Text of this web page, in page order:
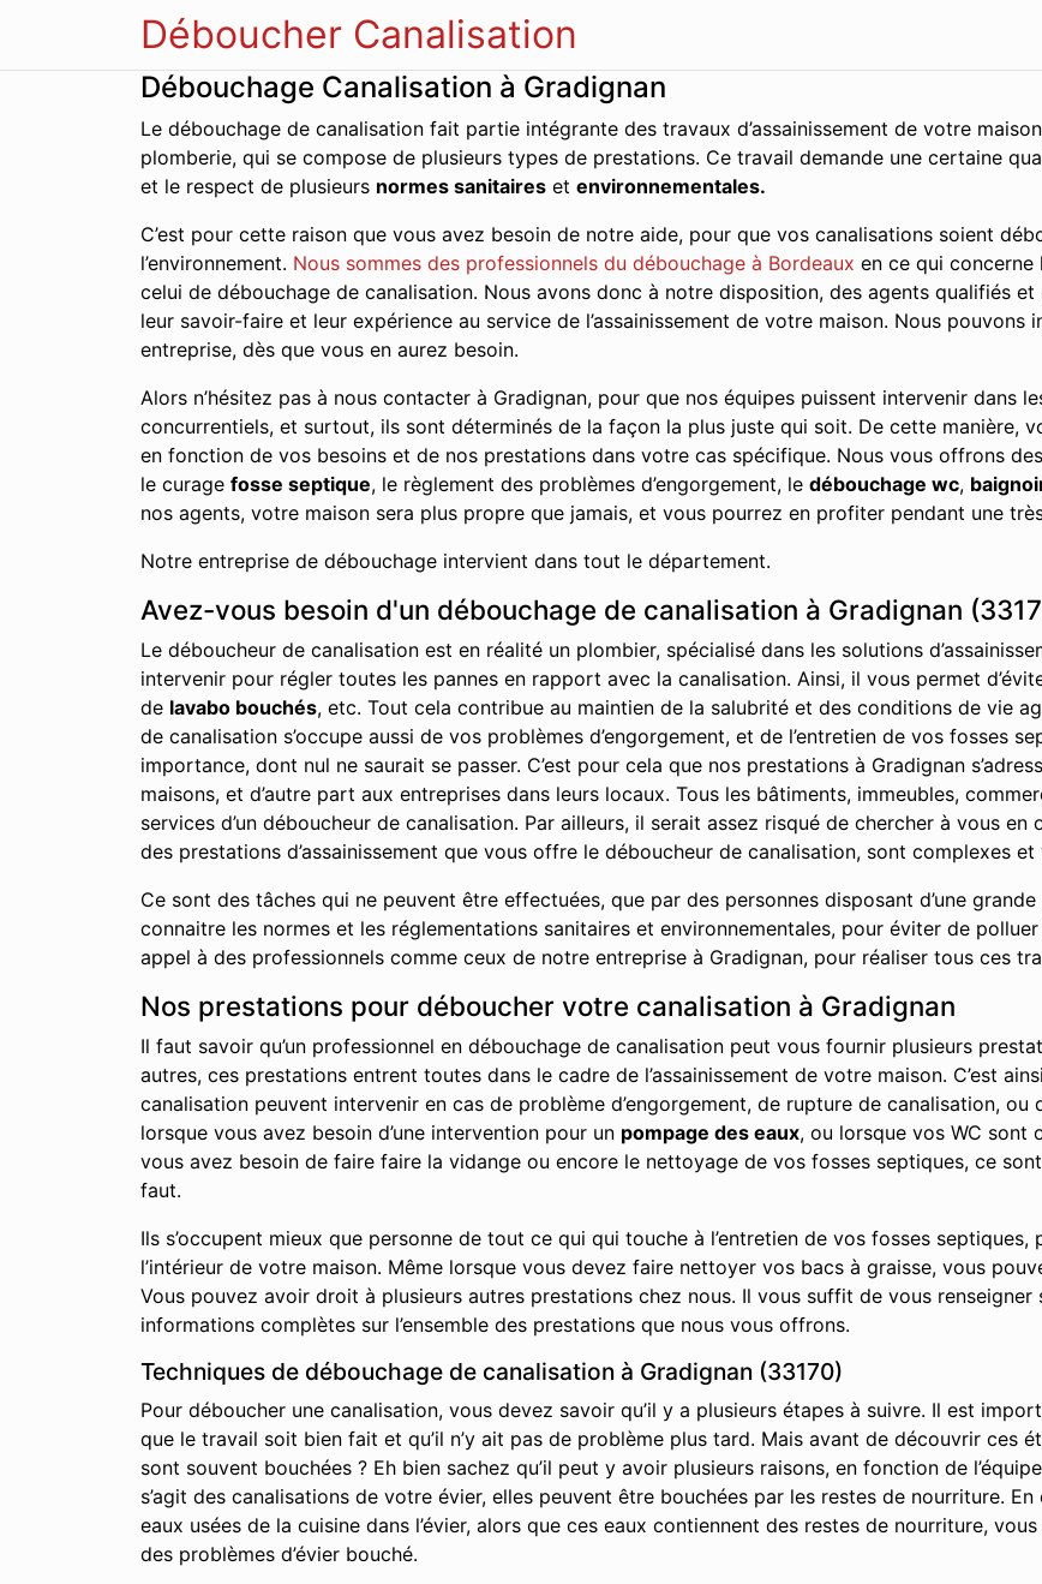
Déboucher Canalisation
Débouchage Canalisation à Gradignan
Le débouchage de canalisation fait partie intégrante des travaux d’assainissement de votre
plomberie, qui se compose de plusieurs types de prestations. Ce travail demande une certaine
et le respect de plusieurs normes sanitaires et environnementales.
C’est pour cette raison que vous avez besoin de notre aide, pour que vos canalisations soient
l’environnement. Nous sommes des professionnels du débouchage à Bordeaux en ce qui concerne
celui de débouchage de canalisation. Nous avons donc à notre disposition, des agents qualifiés
leur savoir-faire et leur expérience au service de l’assainissement de votre maison. Nous
entreprise, dès que vous en aurez besoin.
Alors n’hésitez pas à nous contacter à Gradignan, pour que nos équipes puissent intervenir dans
concurrentiels, et surtout, ils sont déterminés de la façon la plus juste qui soit. De cette manière,
en fonction de vos besoins et de nos prestations dans votre cas spécifique. Nous vous offrons
le curage fosse septique, le règlement des problèmes d’engorgement, le débouchage wc,
nos agents, votre maison sera plus propre que jamais, et vous pourrez en profiter pendant une
Notre entreprise de débouchage intervient dans tout le département.
Avez-vous besoin d'un débouchage de canalisation à Gradignan
Le déboucheur de canalisation est en réalité un plombier, spécialisé dans les solutions
intervenir pour régler toutes les pannes en rapport avec la canalisation. Ainsi, il vous permet
de lavabo bouchés, etc. Tout cela contribue au maintien de la salubrité et des conditions de vie
de canalisation s’occupe aussi de vos problèmes d’engorgement, et de l’entretien de vos fosses
importance, dont nul ne saurait se passer. C’est pour cela que nos prestations à Gradignan
maisons, et d’autre part aux entreprises dans leurs locaux. Tous les bâtiments, immeubles,
services d’un déboucheur de canalisation. Par ailleurs, il serait assez risqué de chercher à vous
des prestations d’assainissement que vous offre le déboucheur de canalisation, sont complexes
Ce sont des tâches qui ne peuvent être effectuées, que par des personnes disposant d’une
connaitre les normes et les réglementations sanitaires et environnementales, pour éviter de
appel à des professionnels comme ceux de notre entreprise à Gradignan, pour réaliser tous ces
Nos prestations pour déboucher votre canalisation à Gradignan
Il faut savoir qu’un professionnel en débouchage de canalisation peut vous fournir plusieurs
autres, ces prestations entrent toutes dans le cadre de l’assainissement de votre maison. C’est
canalisation peuvent intervenir en cas de problème d’engorgement, de rupture de canalisation,
lorsque vous avez besoin d’une intervention pour un pompage des eaux, ou lorsque vos WC sont
vous avez besoin de faire faire la vidange ou encore le nettoyage de vos fosses septiques, ce
faut.
Ils s’occupent mieux que personne de tout ce qui qui touche à l’entretien de vos fosses
l’intérieur de votre maison. Même lorsque vous devez faire nettoyer vos bacs à graisse, vous
Vous pouvez avoir droit à plusieurs autres prestations chez nous. Il vous suffit de vous
informations complètes sur l’ensemble des prestations que nous vous offrons.
Techniques de débouchage de canalisation à Gradignan (33170)
Pour déboucher une canalisation, vous devez savoir qu’il y a plusieurs étapes à suivre. Il est
que le travail soit bien fait et qu’il n’y ait pas de problème plus tard. Mais avant de découvrir ces
sont souvent bouchées ? Eh bien sachez qu’il peut y avoir plusieurs raisons, en fonction de
s’agit des canalisations de votre évier, elles peuvent être bouchées par les restes de nourriture.
eaux usées de la cuisine dans l’évier, alors que ces eaux contiennent des restes de nourriture,
des problèmes d’évier bouché.